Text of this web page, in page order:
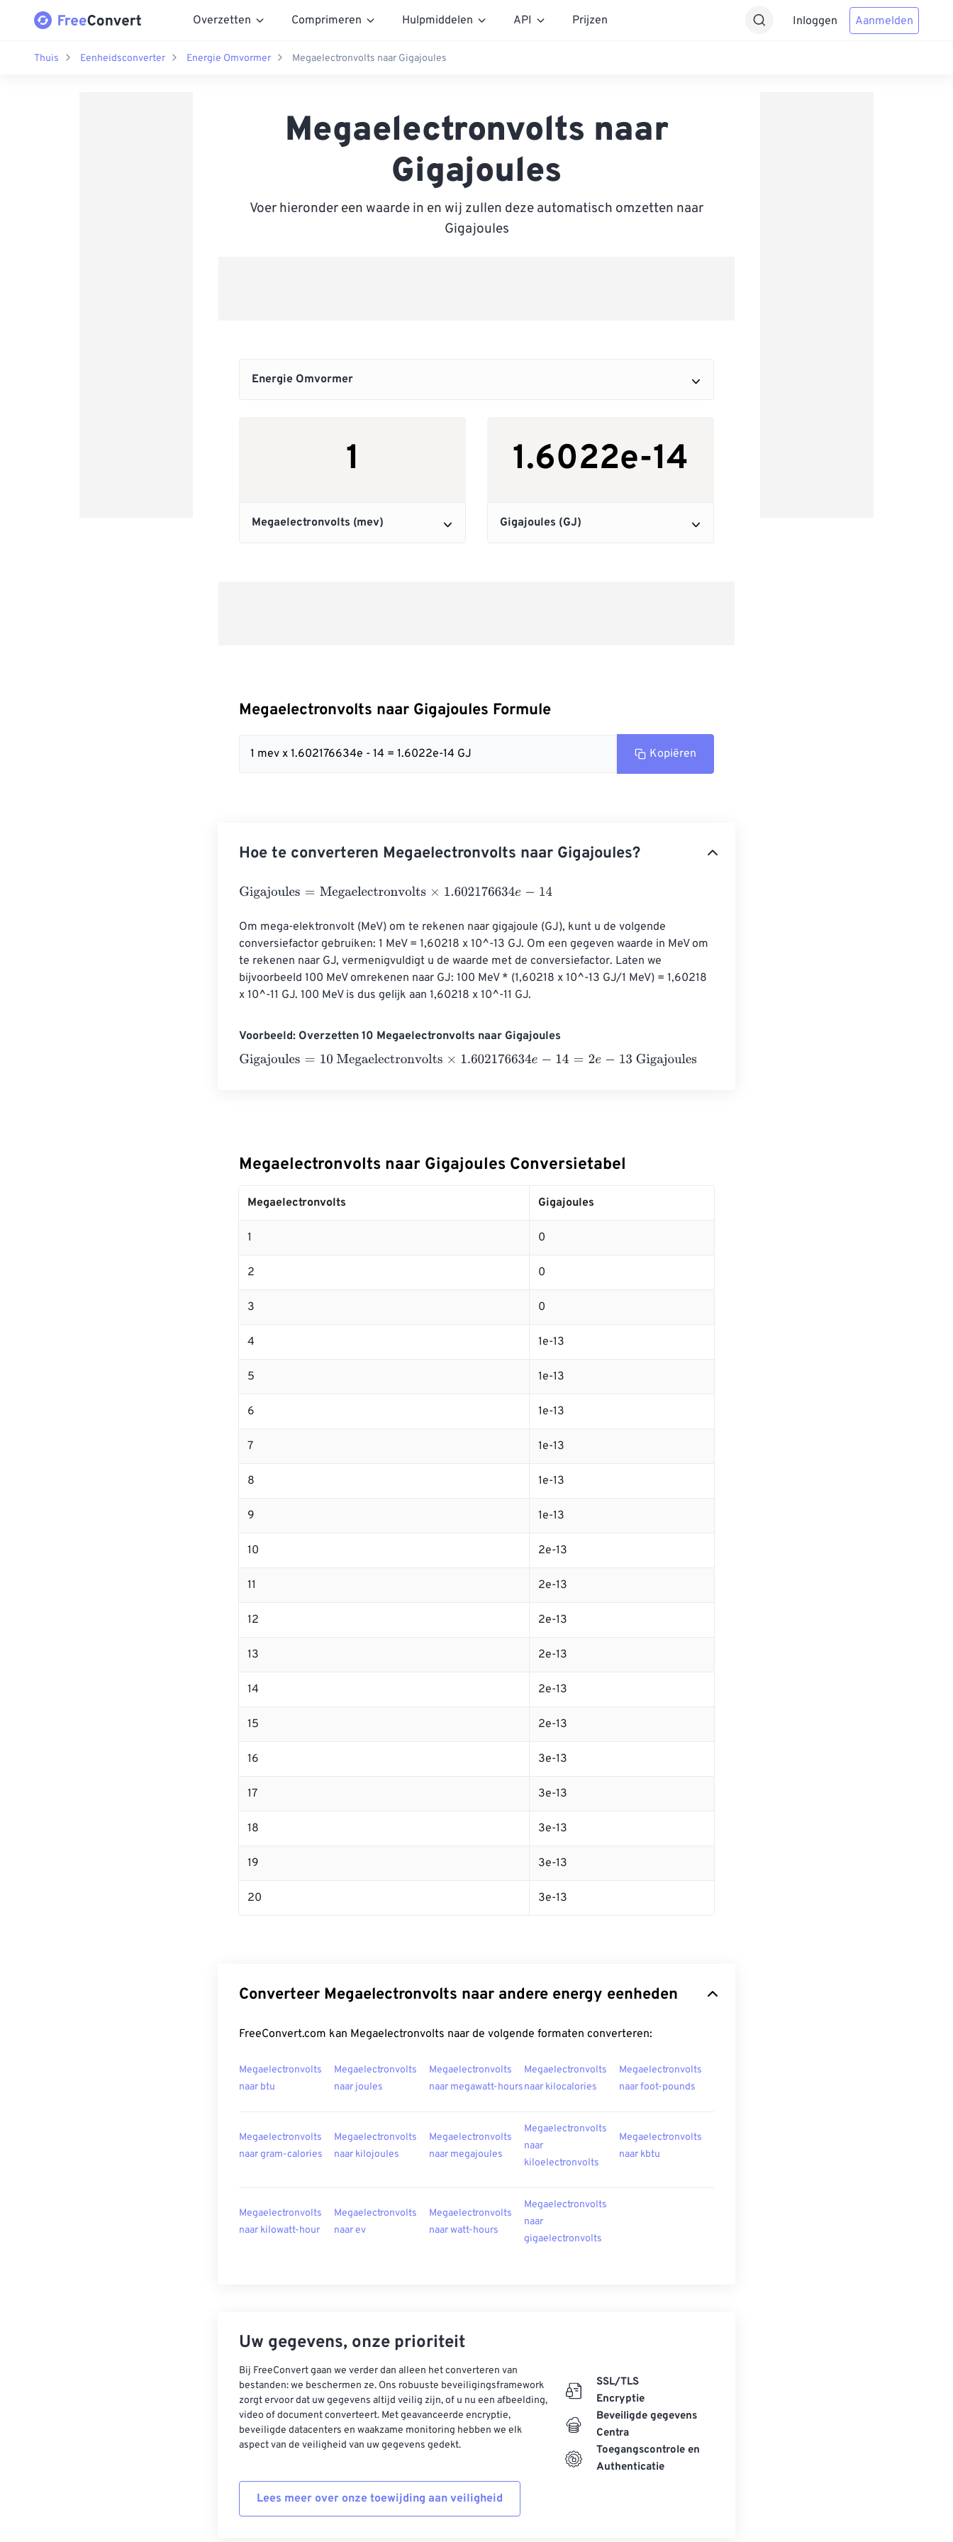
Overzetten Comprimeren Hulpmiddelen API Prijzen Inloggen Aanmelden
Thuis Eenheidsconverter Energie Omvormer Megaelectronvolts naar Gigajoules
Megaelectronvolts naar
Gigajoules
Voer hieronder een waarde in en wij zullen deze automatisch omzetten naar
Gigajoules
Megaelectronvolts naar Gigajoules Formule
1 mev x 1.602176634e - 14 = 1.6022e-14 GJ Kopiëren
Hoe te converteren Megaelectronvolts naar Gigajoules?
Gigajoules=Megaelectronvolts×1.602176634e-14
Om mega-elektronvolt (MeV) om te rekenen naar gigajoule (GJ), kunt u de volgende
conversiefactor gebruiken: 1 MeV = 1,60218 x 10^-13 GJ. Om een ​​gegeven waarde in MeV om
te rekenen naar GJ, vermenigvuldigt u de waarde met de conversiefactor. Laten we
bijvoorbeeld 100 MeV omrekenen naar GJ: 100 MeV * (1,60218 x 10^-13 GJ/1 MeV) = 1,60218
x 10^-11 GJ. 100 MeV is dus gelijk aan 1,60218 x 10^-11 GJ.
Voorbeeld: Overzetten 10 Megaelectronvolts naar Gigajoules
Gigajoules=10 Megaelectronvolts×1.602176634e-14=2e-13 Gigajoules
Megaelectronvolts naar Gigajoules Conversietabel
Megaelectronvolts Gigajoules
1 0
2 0
3 0
4 1e-13
5 1e-13
6 1e-13
7 1e-13
8 1e-13
9 1e-13
10 2e-13
11 2e-13
12 2e-13
13 2e-13
14 2e-13
15 2e-13
16 3e-13
17 3e-13
18 3e-13
19 3e-13
20 3e-13
Converteer Megaelectronvolts naar andere energy eenheden
FreeConvert.com kan Megaelectronvolts naar de volgende formaten converteren:
Megaelectronvolts
naar btu
Megaelectronvolts
naar joules
Megaelectronvolts
naar megawatt-hours
Megaelectronvolts
naar kilocalories
Megaelectronvolts
naar foot-pounds
Megaelectronvolts
naar gram-calories
Megaelectronvolts
naar kilojoules
Megaelectronvolts
naar megajoules
Megaelectronvolts
naar
kiloelectronvolts
Megaelectronvolts
naar kbtu
Megaelectronvolts
naar kilowatt-hour
Megaelectronvolts
naar ev
Megaelectronvolts
naar watt-hours
Megaelectronvolts
naar
gigaelectronvolts
Uw gegevens, onze prioriteit
Bij FreeConvert gaan we verder dan alleen het converteren van
bestanden: we beschermen ze. Ons robuuste beveiligingsframework
zorgt ervoor dat uw gegevens altijd veilig zijn, of u nu een afbeelding,
video of document converteert. Met geavanceerde encryptie,
beveiligde datacenters en waakzame monitoring hebben we elk
aspect van de veiligheid van uw gegevens gedekt.
Lees meer over onze toewijding aan veiligheid
SSL/TLS
Encryptie
Beveiligde gegevens
Centra
Toegangscontrole en
Authenticatie